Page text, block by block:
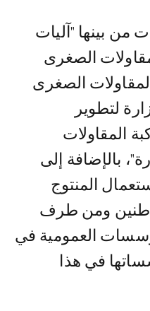
من بينها "آليات
الصغرى
الصغرى
لتطوير
المقاولات
بالإضافة إلى
المنتوج
ومن طرف
العمومية في
في هذا